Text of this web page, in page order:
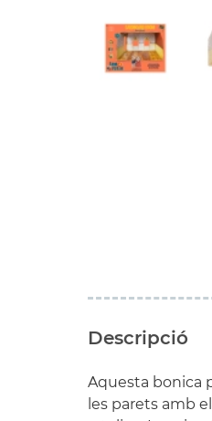
Descripció
Aquesta bonica
les parets amb